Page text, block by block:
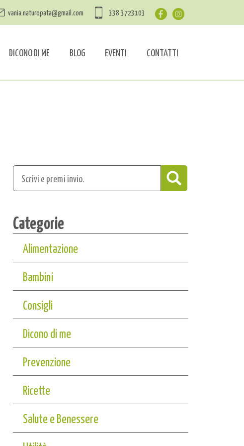
vania.naturopata@gmail.com 338 3723103
DICONO DI ME BLOG EVENTI CONTATTI
Categorie
Alimentazione
Bambini
Consigli
Dicono di me
Prevenzione
Ricette
Salute e Benessere